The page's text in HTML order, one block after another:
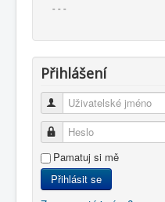
- - -
Přihlášení
Uživatelské jméno
Heslo
Pamatuj si mě
Přihlásit se